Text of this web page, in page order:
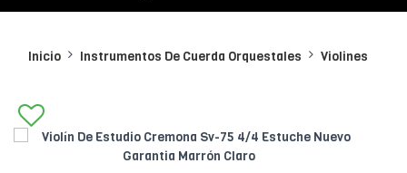
Inicio Instrumentos De Cuerda Orquestales Violines